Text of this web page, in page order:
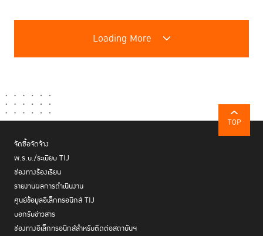
Loading More
TOP
จัดซื้อจัดจ้าง
พ.ร.บ./ระเบียบ TIJ
ช่องทางร้องเรียน
รายงานผลการดำเนินงาน
ศูนย์ข้อมูลอิเล็กทรอนิกส์ TIJ
บอกรับข่าวสาร
ช่องทางอิเล็กทรอนิกส์สำหรับติดต่อสถาบันฯ